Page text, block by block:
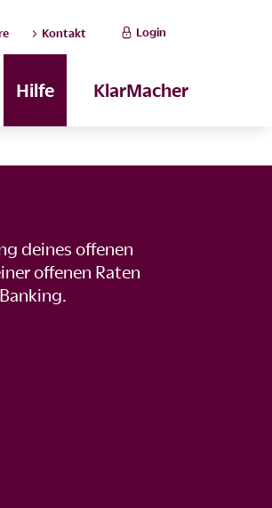
Kontakt Login
Hilfe KlarMacher
deines offenen
offenen Raten